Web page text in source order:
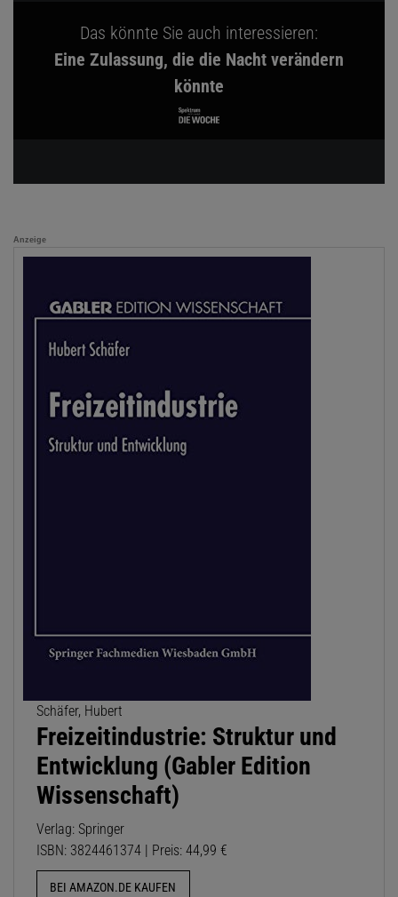
Das könnte Sie auch interessieren:
Eine Zulassung, die die Nacht verändern
könnte
Anzeige
Schäfer, Hubert
Freizeitindustrie: Struktur und
Entwicklung (Gabler Edition
Wissenschaft)
Verlag: Springer
ISBN: 3824461374 | Preis: 44,99 €
BEI AMAZON.DE KAUFEN